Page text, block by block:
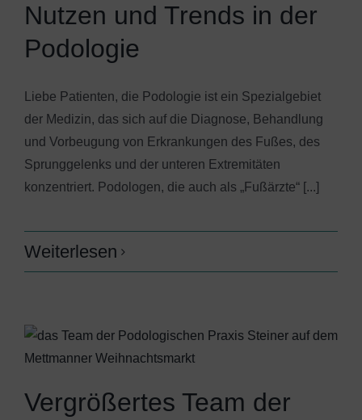
Nutzen und Trends in der
Podologie
Liebe Patienten, die Podologie ist ein Spezialgebiet
der Medizin, das sich auf die Diagnose, Behandlung
und Vorbeugung von Erkrankungen des Fußes, des
Sprunggelenks und der unteren Extremitäten
konzentriert. Podologen, die auch als „Fußärzte“ [...]
Weiterlesen
Vergrößertes Team der